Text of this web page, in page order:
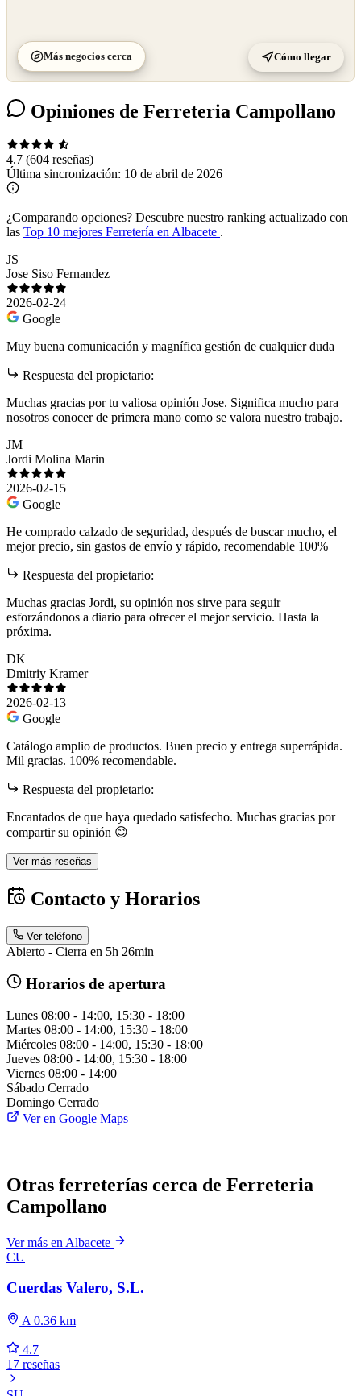
Más negocios cerca Cómo llegar
Opiniones de Ferreteria Campollano
4.7 (604 reseñas)
Última sincronización: 10 de abril de 2026
¿Comparando opciones? Descubre nuestro ranking actualizado con
las Top 10 mejores Ferretería en Albacete .
JS
Jose Siso Fernandez
2026-02-24
Google
Muy buena comunicación y magnífica gestión de cualquier duda
Respuesta del propietario:
Muchas gracias por tu valiosa opinión Jose. Significa mucho para
nosotros conocer de primera mano como se valora nuestro trabajo.
JM
Jordi Molina Marin
2026-02-15
Google
He comprado calzado de seguridad, después de buscar mucho, el
mejor precio, sin gastos de envío y rápido, recomendable 100%
Respuesta del propietario:
Muchas gracias Jordi, su opinión nos sirve para seguir
esforzándonos a diario para ofrecer el mejor servicio. Hasta la
próxima.
DK
Dmitriy Kramer
2026-02-13
Google
Catálogo amplio de productos. Buen precio y entrega superrápida.
Mil gracias. 100% recomendable.
Respuesta del propietario:
Encantados de que haya quedado satisfecho. Muchas gracias por
compartir su opinión 😊
Ver más reseñas
Contacto y Horarios
Ver teléfono
Abierto - Cierra en 5h 26min
Horarios de apertura
Lunes 08:00 - 14:00, 15:30 - 18:00
Martes 08:00 - 14:00, 15:30 - 18:00
Miércoles 08:00 - 14:00, 15:30 - 18:00
Jueves 08:00 - 14:00, 15:30 - 18:00
Viernes 08:00 - 14:00
Sábado Cerrado
Domingo Cerrado
Ver en Google Maps
Otras ferreterías cerca de Ferreteria
Campollano
Ver más en Albacete
CU
Cuerdas Valero, S.L.
A 0.36 km
4.7
17 reseñas